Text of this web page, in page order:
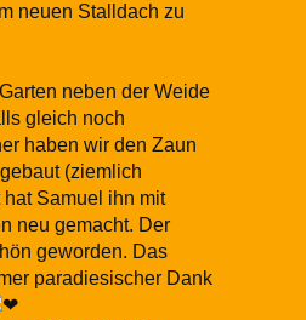
neuen Stalldach zu
neben der Weide
gleich noch
haben wir den Zaun
(ziemlich
Samuel ihn mit
neu gemacht. Der
geworden. Das
paradiesischer Dank